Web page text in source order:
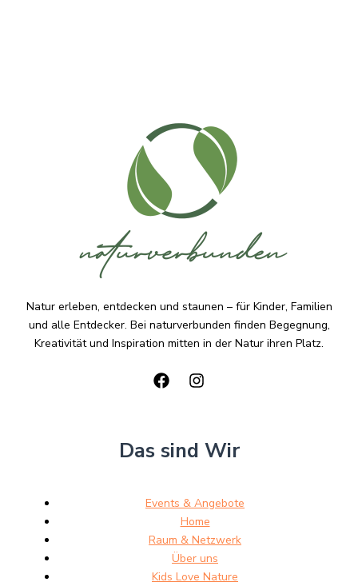
Natur erleben, entdecken und staunen – für Kinder, Familien
und alle Entdecker. Bei naturverbunden finden Begegnung,
Kreativität und Inspiration mitten in der Natur ihren Platz.
Das sind Wir
Events & Angebote
Home
Raum & Netzwerk
Über uns
Kids Love Nature